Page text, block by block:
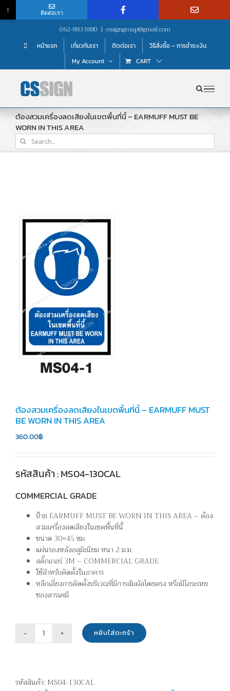
content
062-8833880 | cssigngroup@gmail.com
หน้าแรก เกี่ยวกับเรา ติดต่อเรา
วิธีสั่งซื้อ – การชำระเงิน
My Account
CART
ต้องสวมเครื่องลดเสียงในเขตพื้นที่นี้ – EARMUFF MUST BE
WORN IN THIS AREA
Search
for:
ต้องสวมเครื่องลดเสียงในเขตพื้นที่นี้ – EARMUFF MUST
BE WORN IN THIS AREA
360.00฿
รหัสสินค้า : MS04-130CAL
COMMERCIAL GRADE
ป้าย EARMUFF MUST BE WORN IN THIS AREA – ต้อง
สวมเครื่องลดเสียงในเขตพื้นที่นี้
ขนาด 30×45 ซม.
แผ่นรองหลังอลูมิเนียม หนา 2 ม.ม.
สติ๊กเกอร์ 3M – COMMERCIAL GRADE
ใช้สำหรับติดตั้งในอาคาร
หลีกเลี่ยงการติดตั้งบริเวณที่มีการสัมผัสโดยตรง หรือมีไอระเหย
ของสารเคมี
จำนวน
ลด
หยิบใส่ตะกร้า
รหัสสินค้า: MS04-130CAL
↑ ติดต่อเรา